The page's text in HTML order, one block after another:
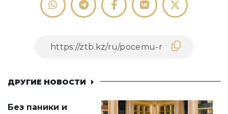
ДРУГИЕ НОВОСТИ
Без паники и